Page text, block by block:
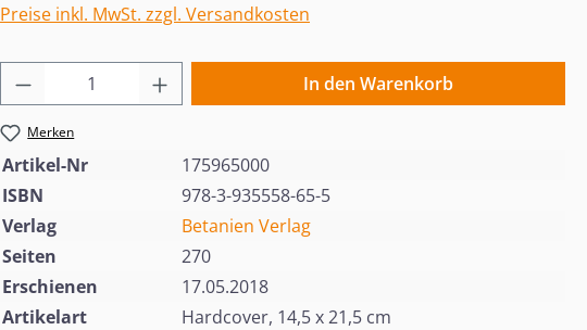
Preise inkl. MwSt. zzgl. Versandkosten
Produkt Anzahl: Gib den gewünschten Wert
In den Warenkorb
Merken
Artikel-Nr
175965000
ISBN
978-3-935558-65-5
Verlag
Betanien Verlag
Seiten
270
Erschienen
17.05.2018
Artikelart
Hardcover, 14,5 x 21,5 cm